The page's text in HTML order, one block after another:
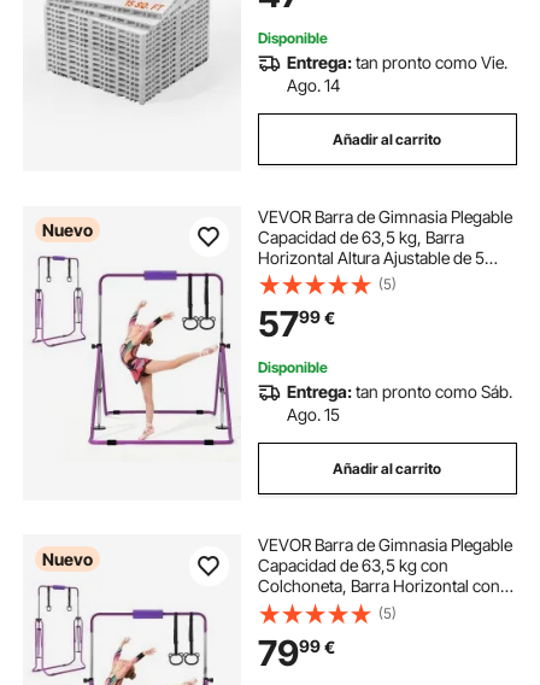
Disponible
Entrega:tan pronto como Vie.
Ago. 14
Añadir al carrito
Nuevo
VEVOR Barra de Gimnasia Plegable
Capacidad de 63,5 kg, Barra
Horizontal Altura Ajustable de 5
Niveles 914 a 1321 mm, Equipo de
Entrenamiento en Casa, Estructura
Estable, 150 x 108 x 135 cm,
Morado
(5)
5799€
Disponible
Entrega:tan pronto como Sáb.
Ago. 15
Añadir al carrito
Nuevo
VEVOR Barra de Gimnasia Plegable
Capacidad de 63,5 kg con
Colchoneta, Barra Horizontal con
Altura Ajustable de 5 Niveles 914 a
1321 mm, Equipo de Entrenamiento
en Casa, Estructura Estable,
Morado
(5)
7999€